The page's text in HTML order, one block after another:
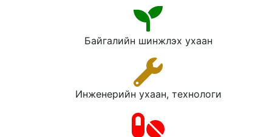
Байгалийн шинжлэх ухаан
Инженерийн ухаан, технологи